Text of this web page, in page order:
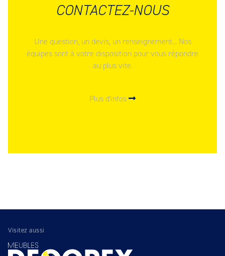
CONTACTEZ-NOUS
Une question, un devis, un renseignement... Nos
équipes sont à votre disposition pour vous répondre
au plus vite.
Plus d'infos
Visitez aussi